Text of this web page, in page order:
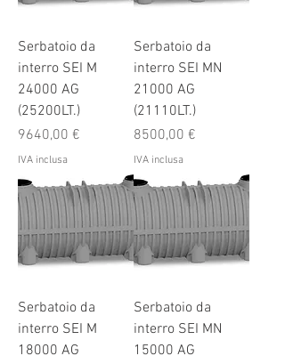
Serbatoio da
interro SEI M
24000 AG
(25200LT.)
Prezzo
9640,00 €
IVA inclusa
Serbatoio da
interro SEI MN
21000 AG
(21110LT.)
Prezzo
8500,00 €
IVA inclusa
Serbatoio da
interro SEI M
18000 AG
Serbatoio da
interro SEI MN
15000 AG